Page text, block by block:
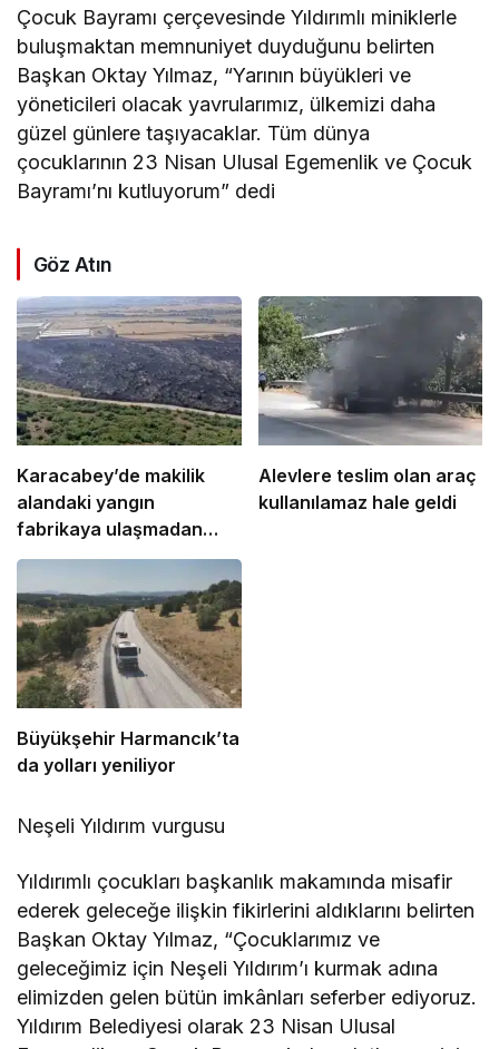
Çocuk Bayramı çerçevesinde Yıldırımlı miniklerle
buluşmaktan memnuniyet duyduğunu belirten
Başkan Oktay Yılmaz, “Yarının büyükleri ve
yöneticileri olacak yavrularımız, ülkemizi daha
güzel günlere taşıyacaklar. Tüm dünya
çocuklarının 23 Nisan Ulusal Egemenlik ve Çocuk
Bayramı’nı kutluyorum” dedi
Göz Atın
Karacabey’de makilik
alandaki yangın
fabrikaya ulaşmadan
söndürüldü
Alevlere teslim olan araç
kullanılamaz hale geldi
Büyükşehir Harmancık’ta
da yolları yeniliyor
Neşeli Yıldırım vurgusu
Yıldırımlı çocukları başkanlık makamında misafir
ederek geleceğe ilişkin fikirlerini aldıklarını belirten
Başkan Oktay Yılmaz, “Çocuklarımız ve
geleceğimiz için Neşeli Yıldırım’ı kurmak adına
elimizden gelen bütün imkânları seferber ediyoruz.
Yıldırım Belediyesi olarak 23 Nisan Ulusal